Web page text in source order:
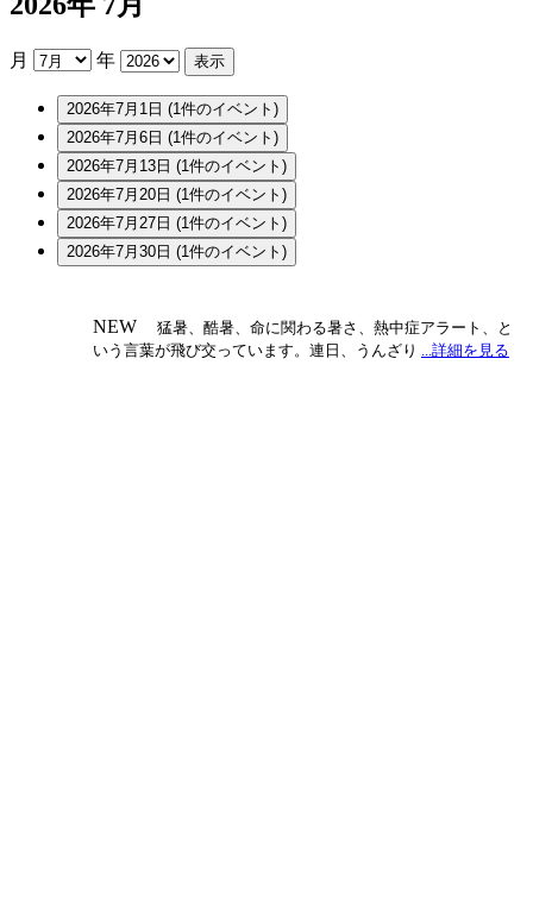
月 年
2026年7月1日 (1件のイベント)
2026年7月6日 (1件のイベント)
2026年7月13日 (1件のイベント)
2026年7月20日 (1件のイベント)
2026年7月27日 (1件のイベント)
2026年7月30日 (1件のイベント)
NEW
猛暑、酷暑、命に関わる暑さ、熱中症アラート、と
いう言葉が飛び交っています。連日、うんざり
...詳細を見る